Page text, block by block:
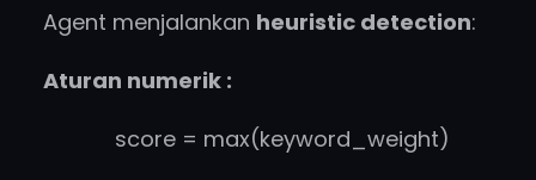
Agent menjalankan heuristic detection:
Aturan numerik :
score = max(keyword_weight)